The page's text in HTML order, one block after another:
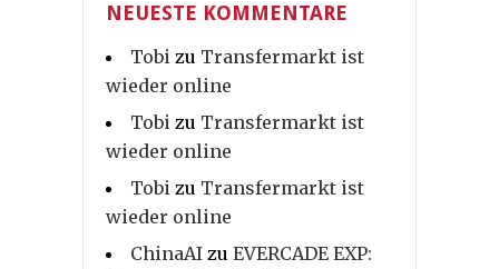
NEUESTE KOMMENTARE
Tobi zu Transfermarkt ist
wieder online
Tobi zu Transfermarkt ist
wieder online
Tobi zu Transfermarkt ist
wieder online
ChinaAI zu EVERCADE EXP: